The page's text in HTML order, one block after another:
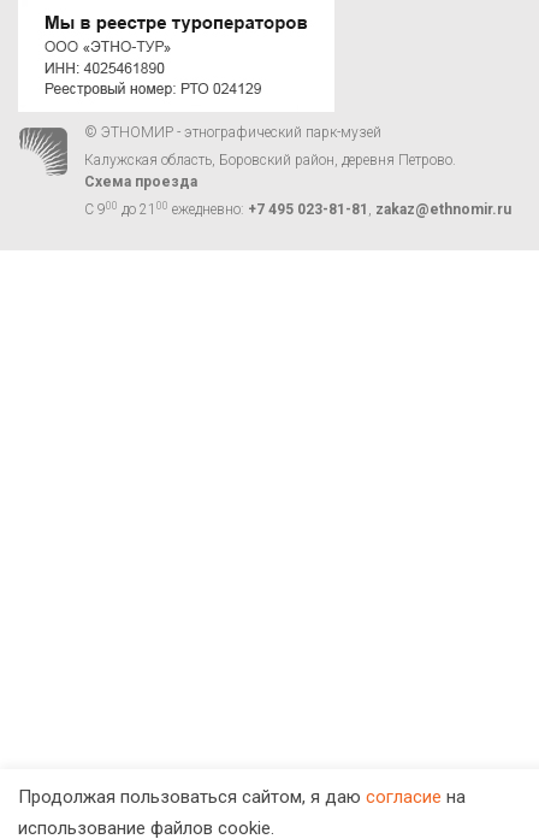
© ЭТНОМИР - этнографический парк-музей
Калужская область, Боровский район, деревня Петрово.
Схема проезда
С 900 до 21 00 ежедневно: +7 495 023-81-81 , zakaz@ethnomir.ru
Продолжая пользоваться сайтом, я даю согласие на
использование файлов cookie.